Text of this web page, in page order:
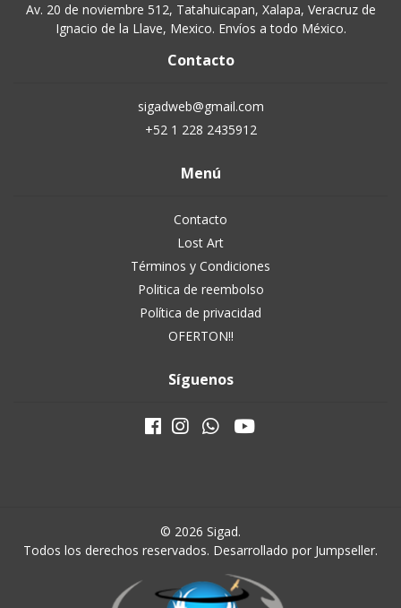
Av. 20 de noviembre 512, Tatahuicapan, Xalapa, Veracruz de
Ignacio de la Llave, Mexico. Envíos a todo México.
Contacto
sigadweb@gmail.com
+52 1 228 2435912
Menú
Contacto
Lost Art
Términos y Condiciones
Politica de reembolso
Política de privacidad
OFERTON!!
Síguenos
© 2026 Sigad.
Todos los derechos reservados. Desarrollado por Jumpseller.